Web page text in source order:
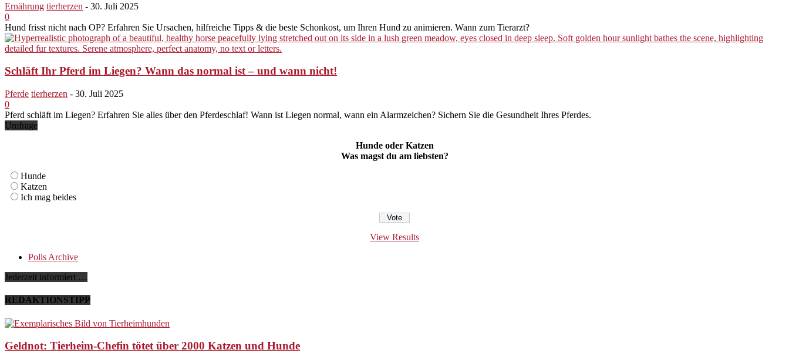
Ernährung tierherzen - 30. Juli 2025
0
Hund frisst nicht nach OP? Erfahren Sie Ursachen, hilfreiche Tipps & die beste Schonkost, um Ihren Hund zu animieren. Wann zum Tierarzt?
Schläft Ihr Pferd im Liegen? Wann das normal ist – und wann nicht!
Pferde tierherzen - 30. Juli 2025
0
Pferd schläft im Liegen? Erfahren Sie alles über den Pferdeschlaf! Wann ist Liegen normal, wann ein Alarmzeichen? Sichern Sie die Gesundheit Ihres Pferdes.
Umfrage
Hunde oder Katzen
Was magst du am liebsten?
Hunde
Katzen
Ich mag beides
View Results
Polls Archive
Jederzeit informiert …
REDAKTIONSTIPP
Geldnot: Tierheim-Chefin tötet über 2000 Katzen und Hunde